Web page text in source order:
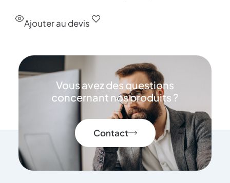
Ajouter au devis
Vous avez des questions
concernant nos produits ?
Contact